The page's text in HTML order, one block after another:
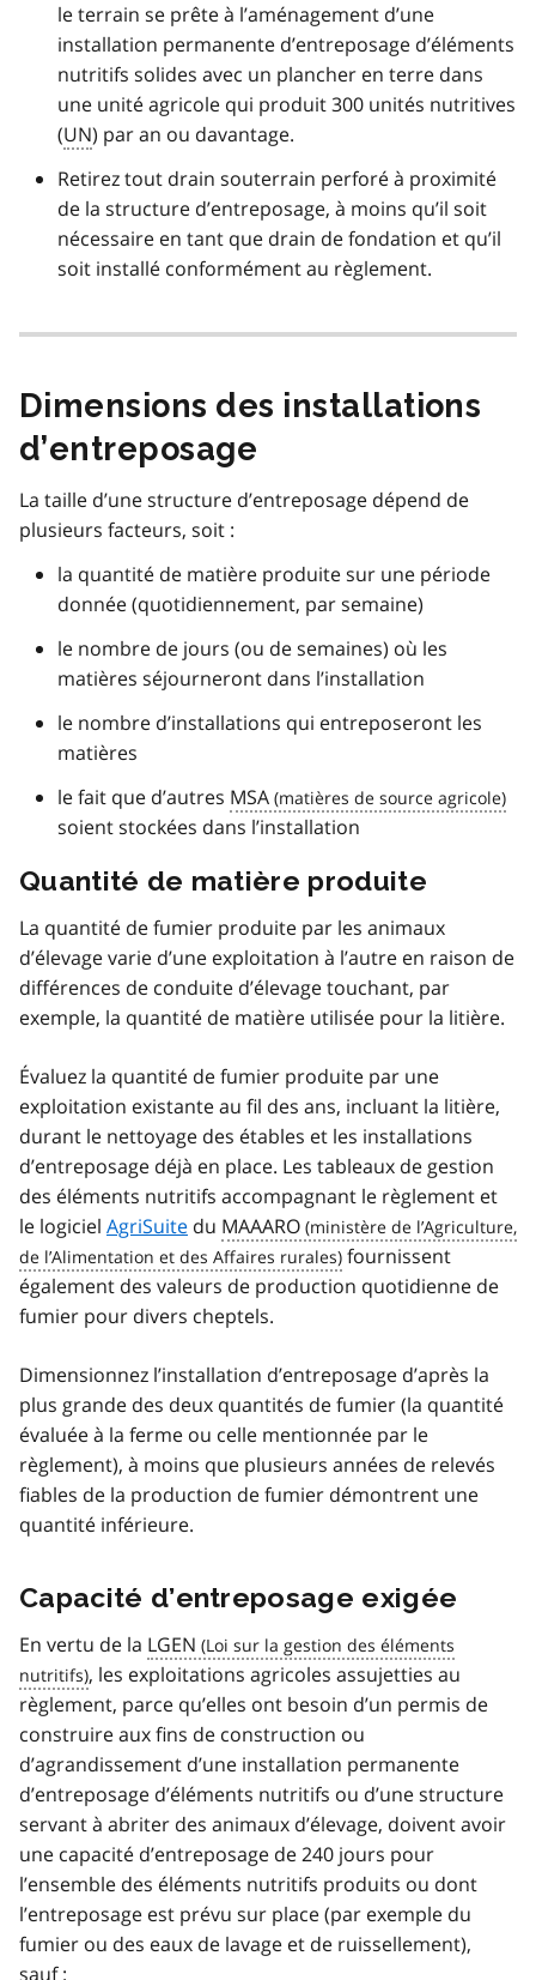
le terrain se prête à l’aménagement d’une
installation permanente d’entreposage d’éléments
nutritifs solides avec un plancher en terre dans
une unité agricole qui produit 300 unités nutritives
(UN) par an ou davantage.
Retirez tout drain souterrain perforé à proximité
de la structure d’entreposage, à moins qu’il soit
nécessaire en tant que drain de fondation et qu’il
soit installé conformément au règlement.
Dimensions des installations
d’entreposage
La taille d’une structure d’entreposage dépend de
plusieurs facteurs, soit :
la quantité de matière produite sur une période
donnée (quotidiennement, par semaine)
le nombre de jours (ou de semaines) où les
matières séjourneront dans l’installation
le nombre d’installations qui entreposeront les
matières
le fait que d’autres MSA
soient stockées dans l’installation
Quantité de matière produite
La quantité de fumier produite par les animaux
d’élevage varie d’une exploitation à l’autre en raison de
différences de conduite d’élevage touchant, par
exemple, la quantité de matière utilisée pour la litière.
Évaluez la quantité de fumier produite par une
exploitation existante au fil des ans, incluant la litière,
durant le nettoyage des étables et les installations
d’entreposage déjà en place. Les tableaux de gestion
des éléments nutritifs accompagnant le règlement et
le logiciel AgriSuite du MAAARO
fournissent
également des valeurs de production quotidienne de
fumier pour divers cheptels.
Dimensionnez l’installation d’entreposage d’après la
plus grande des deux quantités de fumier (la quantité
évaluée à la ferme ou celle mentionnée par le
règlement), à moins que plusieurs années de relevés
fiables de la production de fumier démontrent une
quantité inférieure.
Capacité d’entreposage exigée
En vertu de la LGEN
, les exploitations agricoles assujetties au
règlement, parce qu’elles ont besoin d’un permis de
construire aux fins de construction ou
d’agrandissement d’une installation permanente
d’entreposage d’éléments nutritifs ou d’une structure
servant à abriter des animaux d’élevage, doivent avoir
une capacité d’entreposage de 240 jours pour
l’ensemble des éléments nutritifs produits ou dont
l’entreposage est prévu sur place (par exemple du
fumier ou des eaux de lavage et de ruissellement),
sauf :